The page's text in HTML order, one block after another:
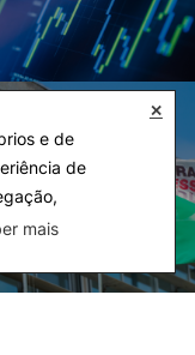
e de
de
mais
✕
& Eco-